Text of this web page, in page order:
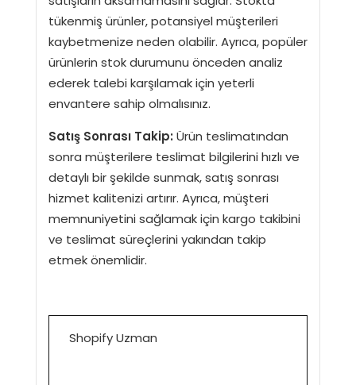
tükenmiş ürünler, potansiyel müşterileri
kaybetmenize neden olabilir. Ayrıca, popüler
ürünlerin stok durumunu önceden analiz
ederek talebi karşılamak için yeterli
envantere sahip olmalısınız.
Satış Sonrası Takip: Ürün teslimatından
sonra müşterilere teslimat bilgilerini hızlı ve
detaylı bir şekilde sunmak, satış sonrası
hizmet kalitenizi artırır. Ayrıca, müşteri
memnuniyetini sağlamak için kargo takibini
ve teslimat süreçlerini yakından takip
etmek önemlidir.
Shopify Uzman